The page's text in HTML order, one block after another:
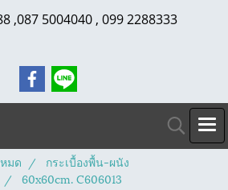
,087 5004040 , 099 2288333
มด
กระเบื้องพื้น-ผนัง
60x60cm. C606013